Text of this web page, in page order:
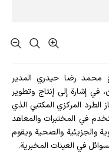
محمد رضا حيدري المدير
في إشارة إلى إنتاج وتطوير
الطرد المركزي المكتبي الذي
في المختبرات والمعاهد
والجزيئية والصحية ويقوم
في العينات المخبرية.